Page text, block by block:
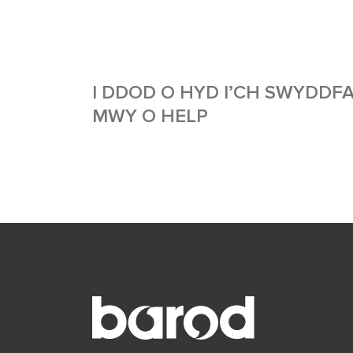
I DDOD O HYD I’CH
MWY O HELP